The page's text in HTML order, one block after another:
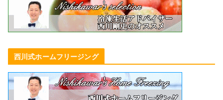
西川式ホームフリージング